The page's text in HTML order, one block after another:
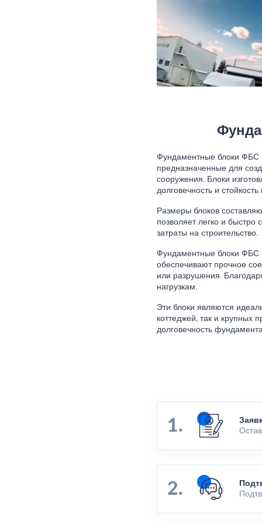
Фундаментные блоки ФБС
предназначенные для
сооружения. Блоки
долговечность и
Размеры блоков
позволяет легко и
затраты на строительство.
Фундаментные блоки ФБС
обеспечивают прочное
или разрушения.
нагрузкам.
Эти блоки являются
коттеджей, так и крупных
долговечность